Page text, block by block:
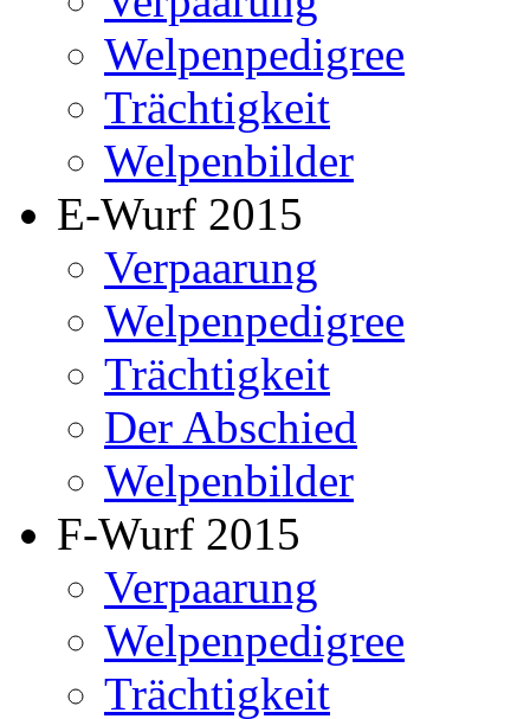
Welpenpedigree
Trächtigkeit
Welpenbilder
E-Wurf 2015
Verpaarung
Welpenpedigree
Trächtigkeit
Der Abschied
Welpenbilder
F-Wurf 2015
Verpaarung
Welpenpedigree
Trächtigkeit